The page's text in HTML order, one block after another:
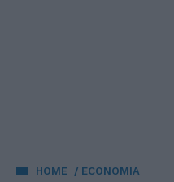
HOME ECONOMIA